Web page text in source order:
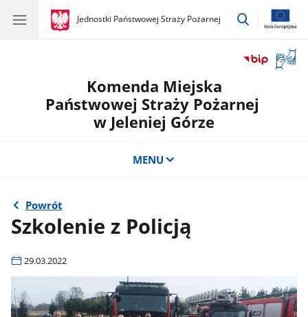
gov.pl
Jednostki Państwowej Straży Pożarnej
gov.pl
Jednostki
przejdź
okno
Komenda Miejska
Państwowej Straży Pożarnej
w Jeleniej Górze
MENU
Powrót
Szkolenie z Policją
29.03.2022